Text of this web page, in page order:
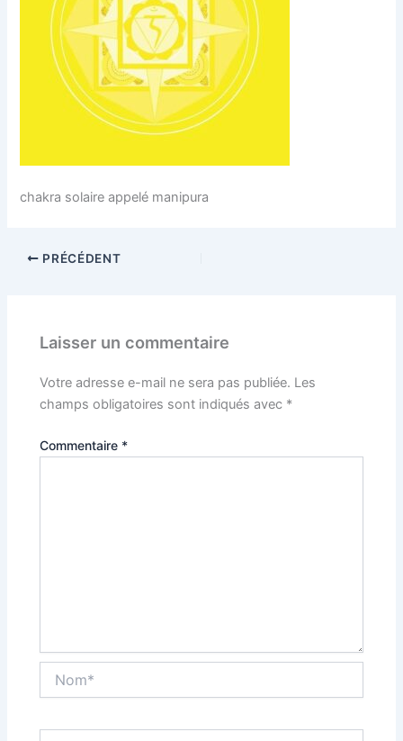
chakra solaire appelé manipura
PRÉCÉDENT
Laisser un commentaire
Votre adresse e-mail ne sera pas publiée. Les
champs obligatoires sont indiqués avec *
Commentaire *